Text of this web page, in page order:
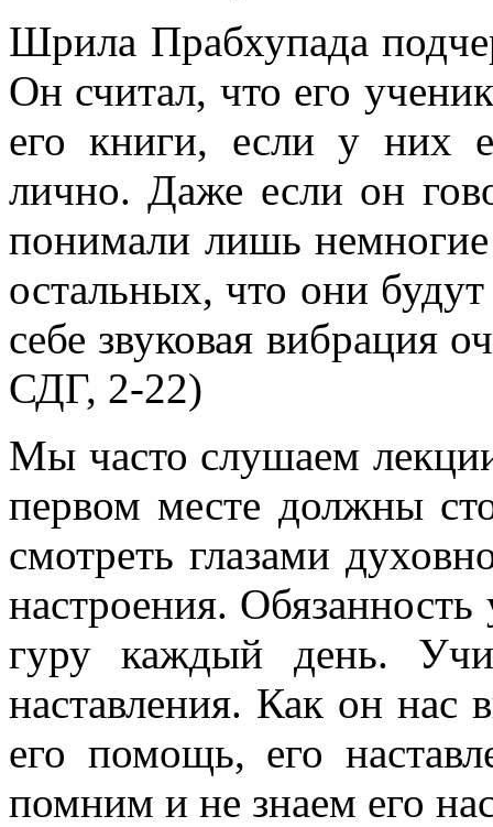
Шрила Прабхупада
Он считал, что его
его книги, если у них
лично. Даже если он
понимали лишь
остальных, что они
себе звуковая вибрация
СДГ, 2-22)
Мы часто слушаем
первом месте должны
смотреть глазами
настроения.
гуру каждый день.
наставления. Как он нас
его помощь, его
помним и не знаем его